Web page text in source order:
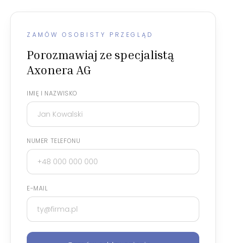
ZAMÓW OSOBISTY PRZEGLĄD
Porozmawiaj ze specjalistą
Axonera AG
IMIĘ I NAZWISKO
NUMER TELEFONU
E-MAIL